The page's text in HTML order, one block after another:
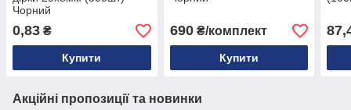
Чорний
0,83 ₴
Купити
690₴/комплект
Купити
Акційні пропозиції та новинки